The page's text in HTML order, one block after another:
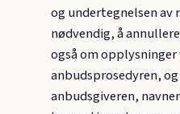
og undertegnelsen av
nødvendig, å
også om opplysninger
anbudsprosedyren,
anbudsgiveren,